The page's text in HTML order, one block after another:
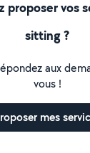
proposer vos
sitting ?
aux
vous !
mes